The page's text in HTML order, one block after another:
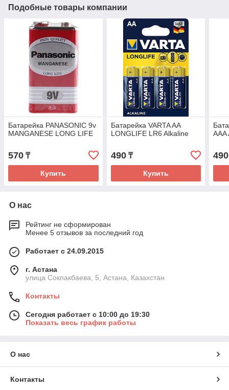
Подобные товары компании
Батарейка PANASONIC 9v
MANGANESE LONG LIFE
570 ₸
Купить
Батарейка VARTA AA
LONGLIFE LR6 Alkaline
490₸
Купить
AAA
490
О нас
Рейтинг не сформирован
Менее 5 отзывов за последний год
Работает с 24.09.2015
г. Астана
улица Сокпакбаева, 5, Астана, Казахстан
Контакты
Сегодня работает с 10:00 до 19:30
Показать весь график работы
О нас
Контакты